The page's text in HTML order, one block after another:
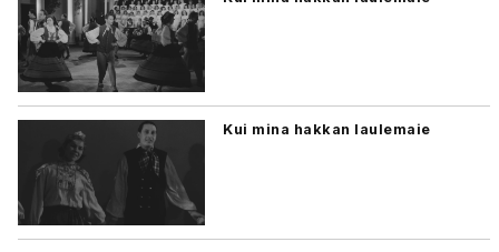
Kui mina hakkan laulemaie